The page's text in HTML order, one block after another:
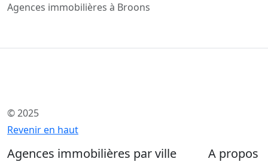
Agences immobilières à Broons
© 2025
Revenir en haut
Agences immobilières par ville A propos